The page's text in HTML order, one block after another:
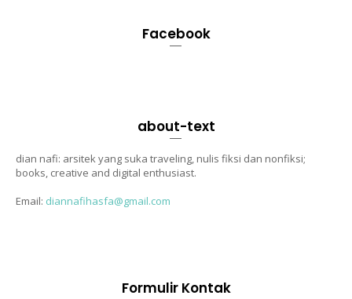
Facebook
about-text
dian nafi: arsitek yang suka traveling, nulis fiksi dan nonfiksi;
books, creative and digital enthusiast.
Email: diannafihasfa@gmail.com
Formulir Kontak